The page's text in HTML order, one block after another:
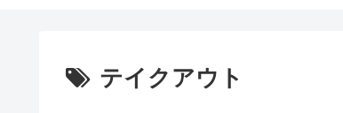
テイクアウト